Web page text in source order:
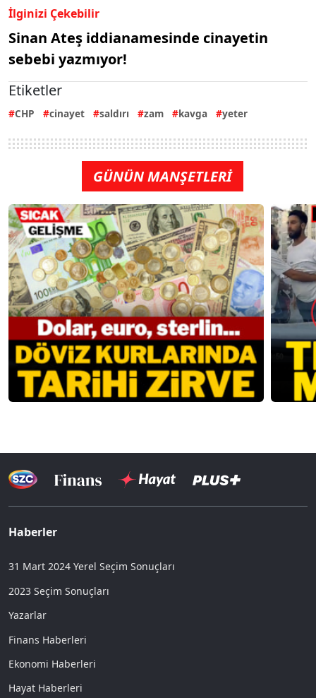
İlginizi Çekebilir
Sinan Ateş iddianamesinde cinayetin
sebebi yazmıyor!
Etiketler
CHP cinayet saldırı zam kavga yeter
GÜNÜN MANŞETLERİ
Haberler
31 Mart 2024 Yerel Seçim Sonuçları
2023 Seçim Sonuçları
Yazarlar
Finans Haberleri
Ekonomi Haberleri
Hayat Haberleri